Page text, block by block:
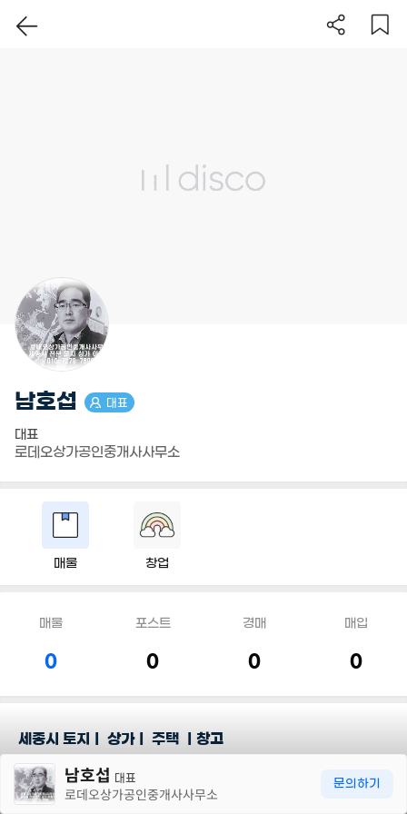
남호섭 대표
대표
로데오상가공인중개사사무소
매물 창업
매물
0
포스트
0
경매
0
매입
0
세종시 토지ㅣ 상가ㅣ 주택 ㅣ창고
세종시 나성동 소재 공인중개사입니다.
세종시와 세종시인근 외곽 부동산전문으로 하고있습니다
남호섭 대표
로데오상가공인중개사사무소
문의하기